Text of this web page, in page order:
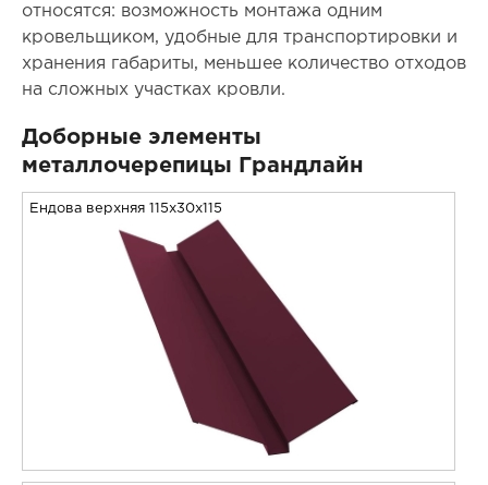
относятся: возможность монтажа одним
кровельщиком, удобные для транспортировки и
хранения габариты, меньшее количество отходов
на сложных участках кровли.
Доборные элементы
металлочерепицы Грандлайн
Ендова верхняя 115x30x115